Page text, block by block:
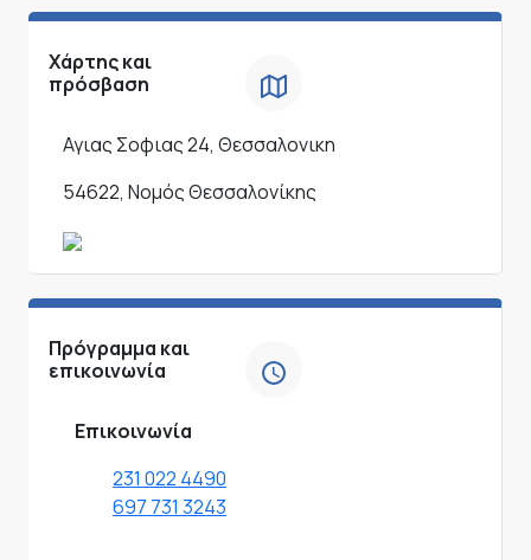
Χάρτης και
πρόσβαση
Αγιας Σοφιας 24, Θεσσαλονικη
54622, Νομός Θεσσαλονίκης
Πρόγραμμα και
επικοινωνία
Επικοινωνία
231 022 4490
697 731 3243